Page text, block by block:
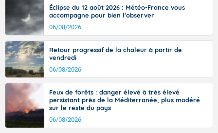
Éclipse du 12 août 2026 : Météo-France vous
accompagne pour bien l'observer
06/08/2026
Retour progressif de la chaleur à partir de
vendredi
06/08/2026
Feux de forêts : danger élevé à très élevé
persistant près de la Méditerranée, plus modéré
sur le reste du pays
06/08/2026